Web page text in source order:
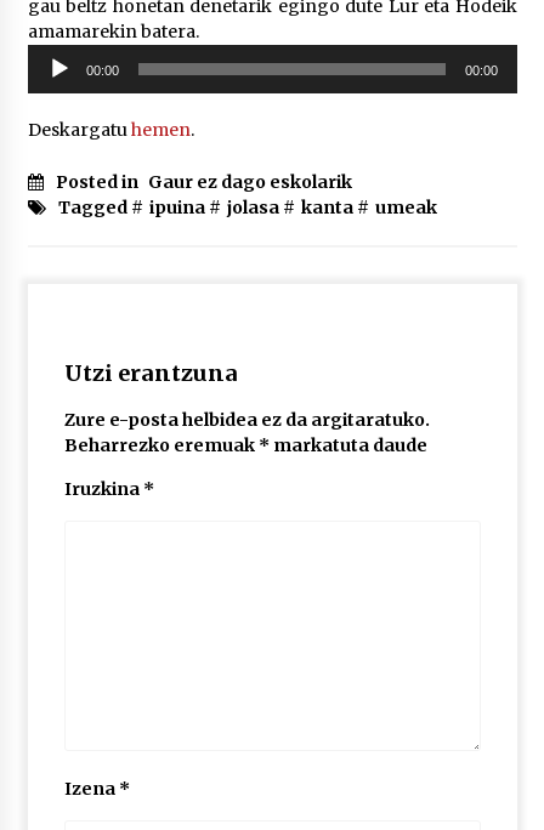
POTTO: San Pedro jaietako bertso-saioa
2026/07/09
Larunbatean Plentziako Itsas Martxa ospatuko
2026/07/07
Uribitarte40 aretoan
2026/07/03
gau beltz honetan denetarik egingo dute Lur eta Hodeik
amamarekin batera.
Soinu
erreproduzigailua
00:00 00:00
Deskargatuhemen.
Posted in Gaur ez dago eskolarik
Tagged # ipuina# jolasa# kanta# umeak
Utzi erantzuna
Zure e-posta helbidea ez da argitaratuko.
Beharrezko eremuak * markatuta daude
Iruzkina *
Izena *